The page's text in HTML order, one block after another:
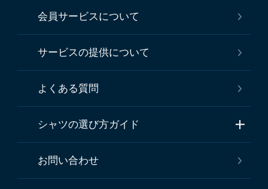
会員サービスについて
サービスの提供について
よくある質問
シャツの選び方ガイド
お問い合わせ